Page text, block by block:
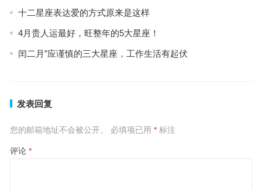
十二星座表达爱的方式原来是这样
4月贵人运最好，旺整年的5大星座！
闰二月”应谨慎的三大星座，工作生活有起伏
发表回复
您的邮箱地址不会被公开。 必填项已用 *标注
评论 *